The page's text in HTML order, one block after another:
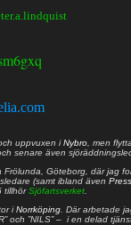
uppvuxen iNybro , men
senare även
Göteborg, där jag
(samt ibland även
tillhörSjöfartsverket
iNorrköping . Där arbetade
och ”NILS” – i en delad